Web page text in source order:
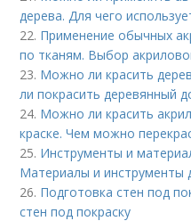
дерева. Для чего
22. Применение обычных
по тканям. Выбор
23. Можно ли красить
ли покрасить деревянный
24. Можно ли красить
краске. Чем можно
25. Инструменты и
Материалы и инструменты
26. Подготовка стен под
стен под покраску